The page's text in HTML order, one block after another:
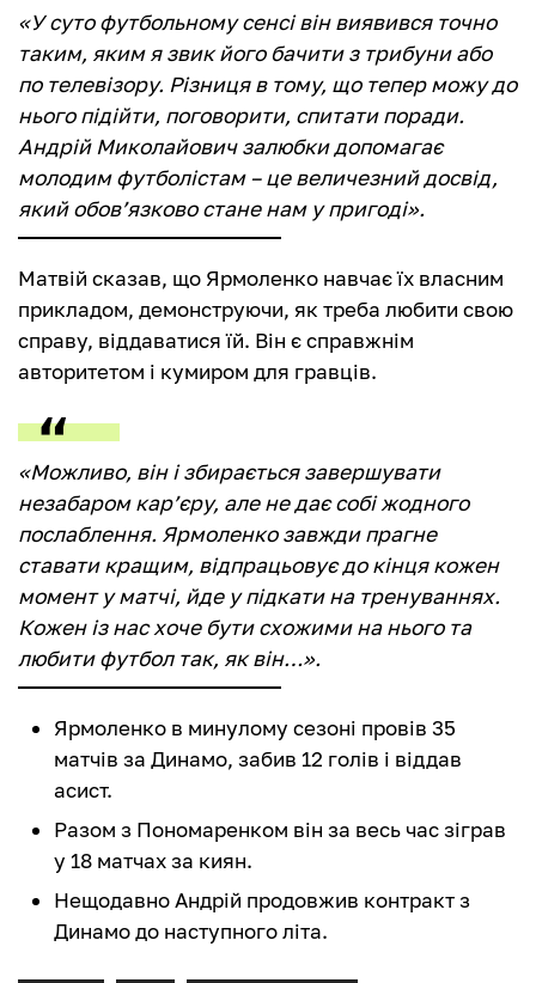
«У суто футбольному сенсі він виявився точно
таким, яким я звик його бачити з трибуни або
по телевізору. Різниця в тому, що тепер можу до
нього підійти, поговорити, спитати поради.
Андрій Миколайович залюбки допомагає
молодим футболістам – це величезний досвід,
який обов’язково стане нам у пригоді».
Матвій сказав, що Ярмоленко навчає їх власним
прикладом, демонструючи, як треба любити свою
справу, віддаватися їй. Він є справжнім
авторитетом і кумиром для гравців.
«Можливо, він і збирається завершувати
незабаром кар’єру, але не дає собі жодного
послаблення. Ярмоленко завжди прагне
ставати кращим, відпрацьовує до кінця кожен
момент у матчі, йде у підкати на тренуваннях.
Кожен із нас хоче бути схожими на нього та
любити футбол так, як він…».
Ярмоленко в минулому сезоні провів 35
матчів за Динамо, забив 12 голів і віддав
асист.
Разом з Пономаренком він за весь час зіграв
у 18 матчах за киян.
Нещодавно Андрій продовжив контракт з
Динамо до наступного літа.